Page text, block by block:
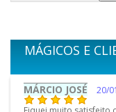
MÁGICOS E
FELIPE